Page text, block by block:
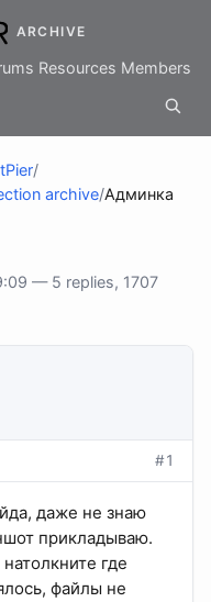
ARCHIVE
Resources Members
/
archive/Админка
— 5 replies, 1707
#1
даже не знаю
прикладываю.
где
файлы не